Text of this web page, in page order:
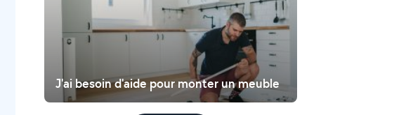
J'ai besoin d'aide pour monter un meuble